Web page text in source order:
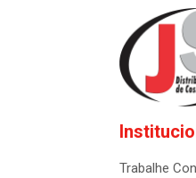
Trabalhe